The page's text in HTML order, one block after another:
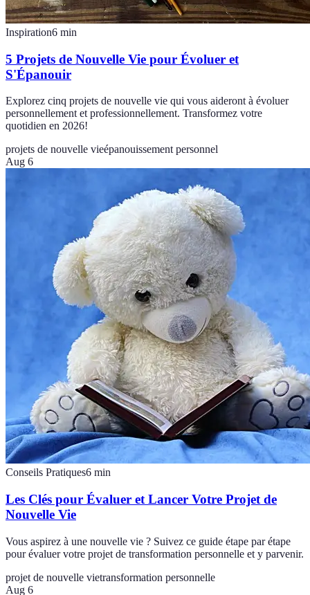
Inspiration6 min
5 Projets de Nouvelle Vie pour Évoluer et
S'Épanouir
Explorez cinq projets de nouvelle vie qui vous aideront à évoluer
personnellement et professionnellement. Transformez votre
quotidien en 2026!
projets de nouvelle vieépanouissement personnel
Aug 6
Conseils Pratiques6 min
Les Clés pour Évaluer et Lancer Votre Projet de
Nouvelle Vie
Vous aspirez à une nouvelle vie ? Suivez ce guide étape par étape
pour évaluer votre projet de transformation personnelle et y parvenir.
projet de nouvelle vietransformation personnelle
Aug 6